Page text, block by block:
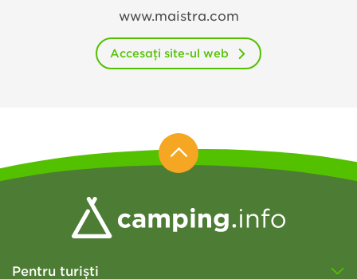
www.maistra.com
Accesați site-ul web
Pentru turiști